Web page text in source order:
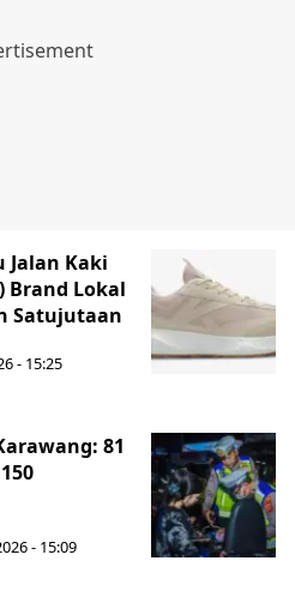
Jalan Kaki
Brand Lokal
Satujutaan
- 15:25
81
- 15:09